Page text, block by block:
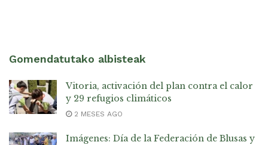
Gomendatutako albisteak
Vitoria, activación del plan contra el calor
y 29 refugios climáticos
2 MESES AGO
Imágenes: Día de la Federación de Blusas y